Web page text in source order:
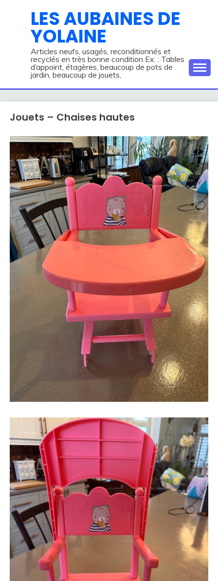
LES AUBAINES DE
YOLAINE
Articles neufs, usagés, reconditionnés et
recyclés en très bonne condition Ex. : Tables
d’appoint, étagères, beaucoup de pots de
jardin, beaucoup de jouets,
Jouets – Chaises hautes